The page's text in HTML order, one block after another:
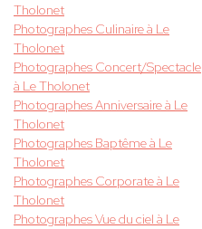
Tholonet
Photographes Culinaire à Le
Tholonet
Photographes Concert/Spectacle
à Le Tholonet
Photographes Anniversaire à Le
Tholonet
Photographes Baptême à Le
Tholonet
Photographes Corporate à Le
Tholonet
Photographes Vue du ciel à Le